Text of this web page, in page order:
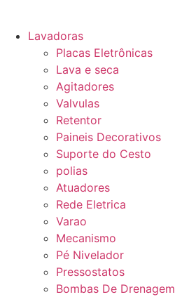
Lavadoras
Placas Eletrônicas
Lava e seca
Agitadores
Valvulas
Retentor
Paineis Decorativos
Suporte do Cesto
polias
Atuadores
Rede Eletrica
Varao
Mecanismo
Pé Nivelador
Pressostatos
Bombas De Drenagem